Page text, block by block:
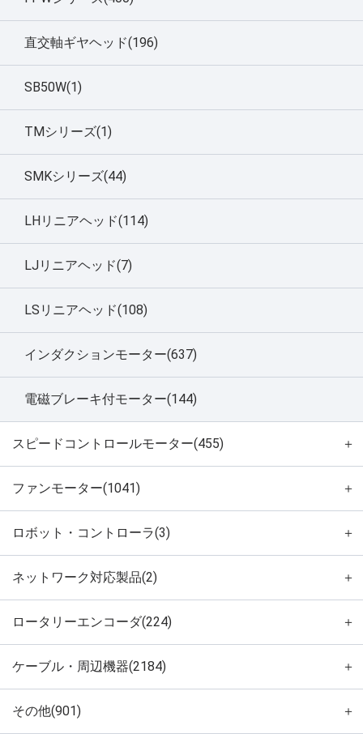
直交軸ギヤヘッド(196)
SB50W(1)
TMシリーズ(1)
SMKシリーズ(44)
LHリニアヘッド(114)
LJリニアヘッド(7)
LSリニアヘッド(108)
インダクションモーター(637)
電磁ブレーキ付モーター(144)
スピードコントロールモーター(455) ＋
ファンモーター(1041) ＋
ロボット・コントローラ(3) ＋
ネットワーク対応製品(2) ＋
ロータリーエンコーダ(224) ＋
ケーブル・周辺機器(2184) ＋
その他(901) ＋